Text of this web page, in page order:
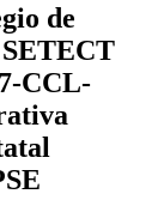
de
CCL-